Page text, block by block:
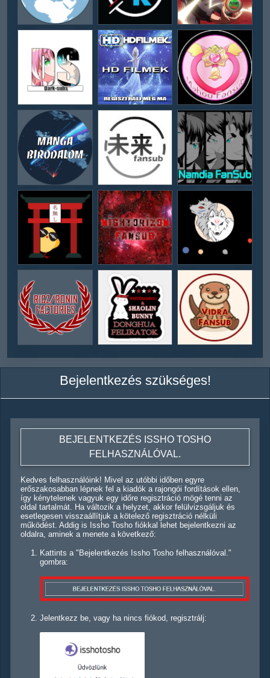
Bejelentkezés szükséges!
BEJELENTKEZÉS ISSHO TOSHO
FELHASZNÁLÓVAL.
Kedves felhasználóink! Mivel az utóbbi időben egyre
erőszakosabban lépnek fel a kiadók a rajongói fordítások ellen,
így kénytelenek vagyuk egy időre regisztráció mögé tenni az
oldal tartalmát. Ha változik a helyzet, akkor felülvizsgáljuk és
esetlegesen visszaállítjuk a kötelező regisztráció nélküli
működést. Addig is Issho Tosho fiókkal lehet bejelentkezni az
oldalra, aminek a menete a következő:
Kattints a "Bejelentkezés Issho Tosho felhasználóval."
gombra:
Jelentkezz be, vagy ha nincs fiókod, regisztrálj: